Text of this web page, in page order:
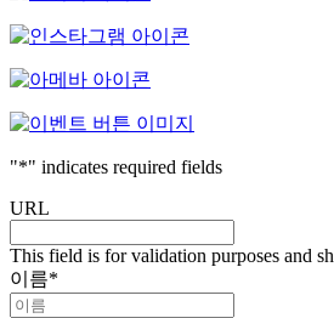
"*" indicates required fields
URL
This field is for validation purposes and
이름*